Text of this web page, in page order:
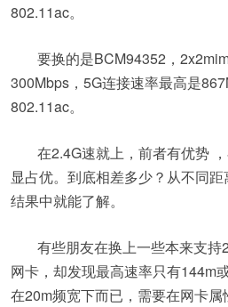
802.11ac。
要换的是BCM94352，
300Mbps，5G连接速率最高是
802.11ac。
在2.4G速就上，前者有优势
显占优。到底相差多少？从不同
结果中就能了解。
有些朋友在换上一些本来支
网卡，却发现最高速率只有144m
在20m频宽下而已，需要在网卡